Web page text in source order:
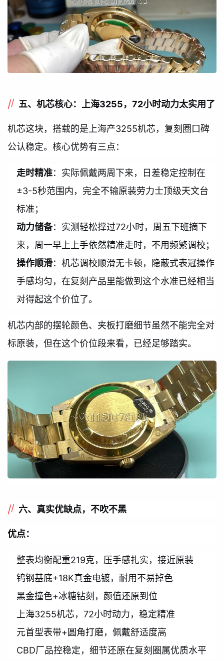
五、机芯核心：上海3255，72小时动力太实用了
机芯这块，搭载的是上海产3255机芯，复刻圈口碑
公认稳定。核心优势有三点：
走时精准：实际佩戴两周下来，日差稳定控制在
±3-5秒范围内，完全不输原装劳力士顶级天文台
标准；
动力储备：实测轻松撑过72小时，周五下班摘下
来，周一早上上手依然精准走时，不用频繁调校；
操作顺滑：机芯调校顺滑无卡顿，隐蔽式表冠操作
手感均匀，在复刻产品里能做到这个水准已经相当
对得起这个价位了。
机芯内部的摆轮颜色、夹板打磨细节虽然不能完全对
标原装，但在这个价位段来看，已经足够踏实。
六、真实优缺点，不吹不黑
优点：
整表均衡配重219克，压手感扎实，接近原装
钨钢基底+18K真金电镀，耐用不易掉色
黑金撞色+冰糖钻刻，颜值还原到位
上海3255机芯，72小时动力，稳定精准
元首型表带+圆角打磨，佩戴舒适度高
CBD厂品控稳定，细节还原在复刻圈属优质水平